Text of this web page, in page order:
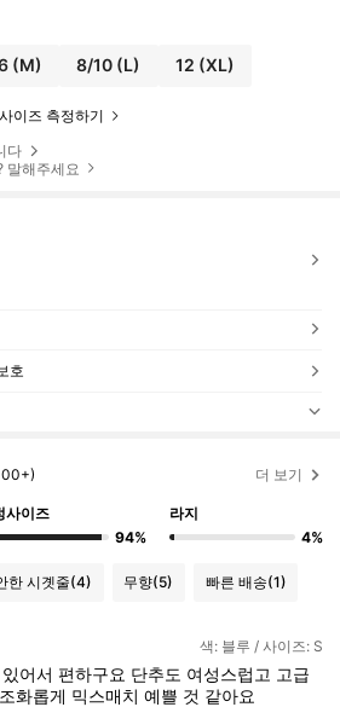
(M) 8/10 (L) 12 (XL)
이즈 측정하기
다
말해주세요
호
더 보기
사이즈
94%
라지
4%
한 시곗줄(4) 무향(5) 빠른 배송(1)
색: 블루 / 사이즈: S
있어서 편하구요 단추도 여성스럽고 고급
조화롭게 믹스매치예쁠 것 같아요